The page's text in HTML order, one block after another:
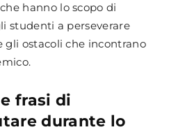
hanno lo scopo di
studenti a perseverare
gli ostacoli che incontrano
frasi di
durante lo